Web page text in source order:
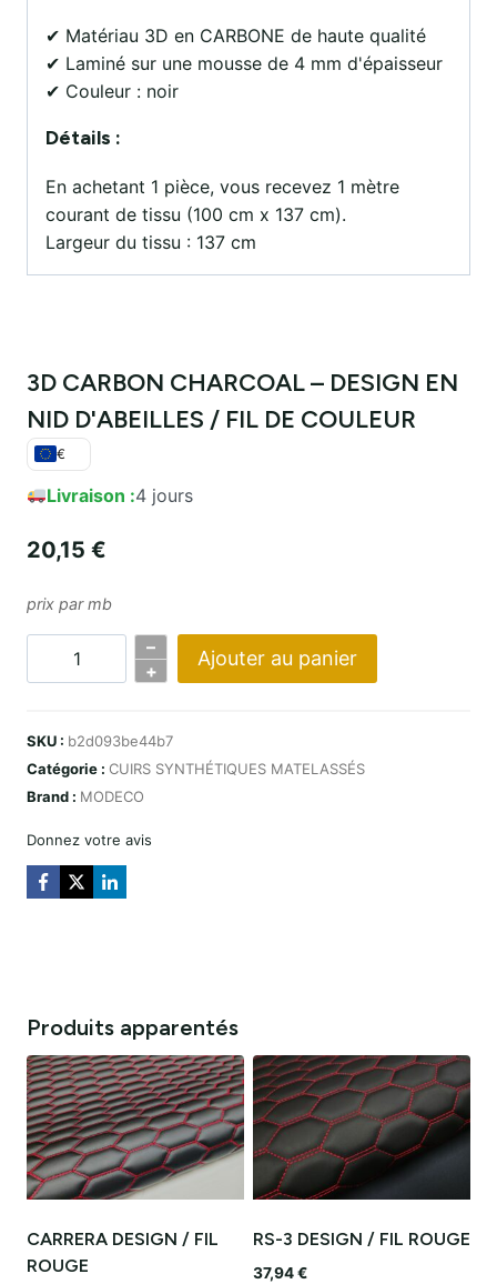
✔ Matériau 3D en CARBONE de haute qualité
✔ Laminé sur une mousse de 4 mm d'épaisseur
✔ Couleur : noir
Détails :
En achetant 1 pièce, vous recevez 1 mètre
courant de tissu (100 cm x 137 cm).
Largeur du tissu : 137 cm
3D CARBON CHARCOAL – DESIGN EN
NID D'ABEILLES / FIL DE COULEUR
€
Livraison :4 jours
20,15 €
prix par mb
Quantité
CHARCOAL
–
HONEYCOMB
DESIGN
/
NIĆ
–
+
Ajouter au panier
SKU : b2d093be44b7
Catégorie : CUIRS SYNTHÉTIQUES MATELASSÉS
Brand : MODECO
Donnez votre avis
Produits apparentés
CARRERA DESIGN / FIL
ROUGE
RS-3 DESIGN / FIL ROUGE
37,94€